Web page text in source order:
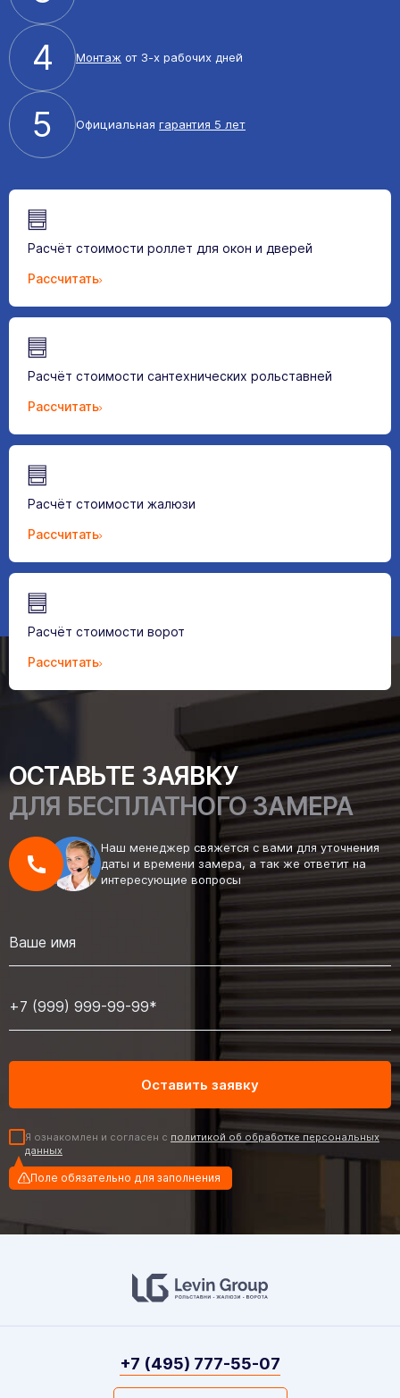
4 Монтаж от 3-х рабочих дней
5 Официальная гарантия 5 лет
Расчёт стоимости роллет для окон и дверей
Рассчитать
Расчёт стоимости сантехнических рольставней
Рассчитать
Расчёт стоимости жалюзи
Рассчитать
Расчёт стоимости ворот
Рассчитать
ОСТАВЬТЕ ЗАЯВКУ
ДЛЯ БЕСПЛАТНОГО ЗАМЕРА
Наш менеджер свяжется с вами для уточнения
даты и времени замера, а так же ответит на
интересующие вопросы
Я ознакомлен и согласен с политикой об обработке персональных
данных
Поле обязательно для заполнения
+7 (495) 777-55-07